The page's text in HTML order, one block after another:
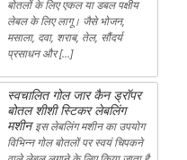
बोतलों के लिए एकल या डबल पक्षीय
लेबल के लिए लागू। जैसे भोजन,
मसाला, दवा, शराब, तेल, सौंदर्य
प्रसाधन और […]
स्वचालित गोल जार कैन ड्रॉपर
बोतल शीशी स्टिकर लेबलिंग
मशीन इस लेबलिंग मशीन का उपयोग
विभिन्न गोल बोतलों पर स्वयं चिपकने